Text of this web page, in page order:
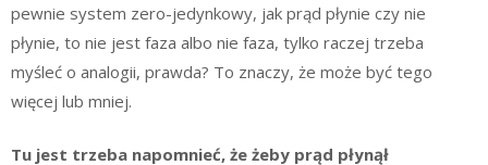
pewnie system zero-jedynkowy, jak prąd płynie czy nie
płynie, to nie jest faza albo nie faza, tylko raczej trzeba
myśleć o analogii, prawda? To znaczy, że może być tego
więcej lub mniej.
Tu jest trzeba napomnieć, że żeby prąd płynął